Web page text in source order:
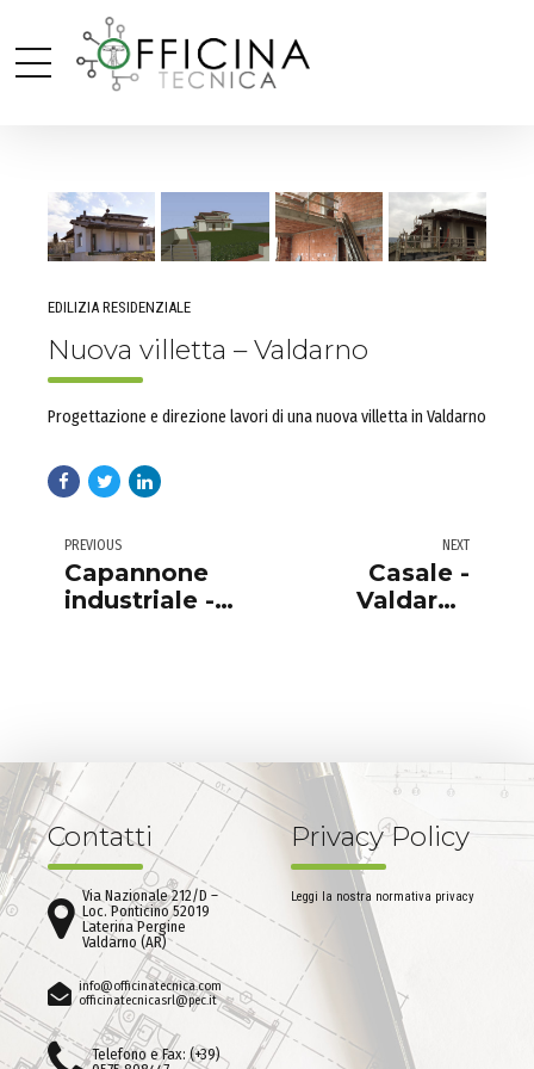
EDILIZIA RESIDENZIALE
Nuova villetta – Valdarno
Progettazione e direzione lavori di una nuova villetta in Valdarno
PREVIOUS
Capannone
industriale -
NEXT
Casale -
Valdarno
Contatti
Via Nazionale 212/D –
Loc. Ponticino 52019
Laterina Pergine
Valdarno (AR)
info@officinatecnica.com
officinatecnicasrl@pec.it
Telefono e Fax: (+39)
Privacy Policy
Leggi la nostra normativa privacy